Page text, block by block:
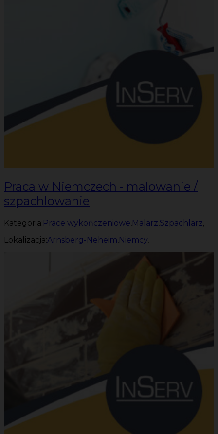
Praca w Niemczech - malowanie /
szpachlowanie
Kategoria:Prace wykończeniowe,Malarz,Szpachlarz,
Lokalizacja:Arnsberg-Neheim,Niemcy,